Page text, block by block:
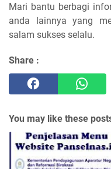
Mari bantu berbagi
anda lainnya yang
salam sukses selalu.
Share :
You may like these